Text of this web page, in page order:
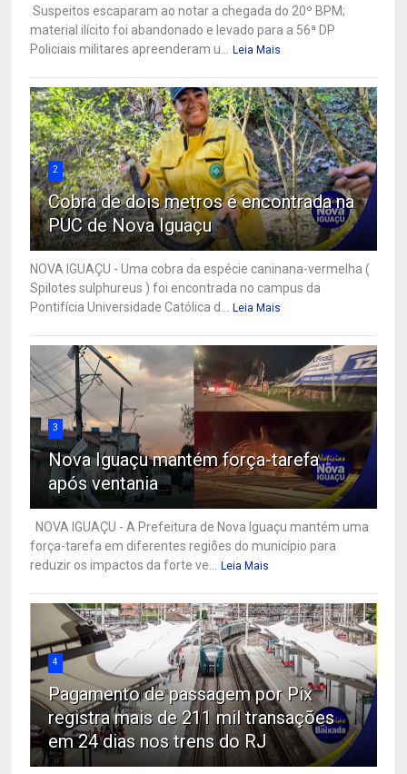
Suspeitos escaparam ao notar a chegada do 20º BPM;
material ilícito foi abandonado e levado para a 56ª DP
Policiais militares apreenderam u...
Leia Mais
2
Cobra de dois metros é encontrada na
PUC de Nova Iguaçu
NOVA IGUAÇU - Uma cobra da espécie caninana-vermelha (
Spilotes sulphureus ) foi encontrada no campus da
Pontifícia Universidade Católica d...
Leia Mais
3
Nova Iguaçu mantém força-tarefa
após ventania
NOVA IGUAÇU - A Prefeitura de Nova Iguaçu mantém uma
força-tarefa em diferentes regiões do município para
reduzir os impactos da forte ve...
Leia Mais
4
Pagamento de passagem por Pix
registra mais de 211 mil transações
em 24 dias nos trens do RJ